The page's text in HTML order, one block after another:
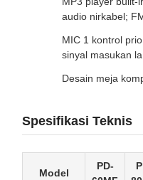
audio nirkabel;
MIC 1 kontrol
sinyal masukan
Desain meja
Spesifikasi Teknis
Model
PD-